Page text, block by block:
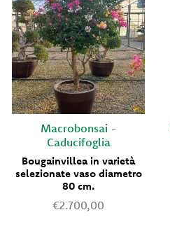
Macrobonsai-
Caducifoglia
Bougainvillea in varietà
selezionate vaso diametro
80 cm.
€2.700,00